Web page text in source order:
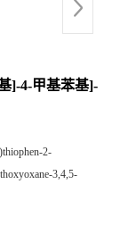
]-4-甲基苯基]-
2-
3,4,5-